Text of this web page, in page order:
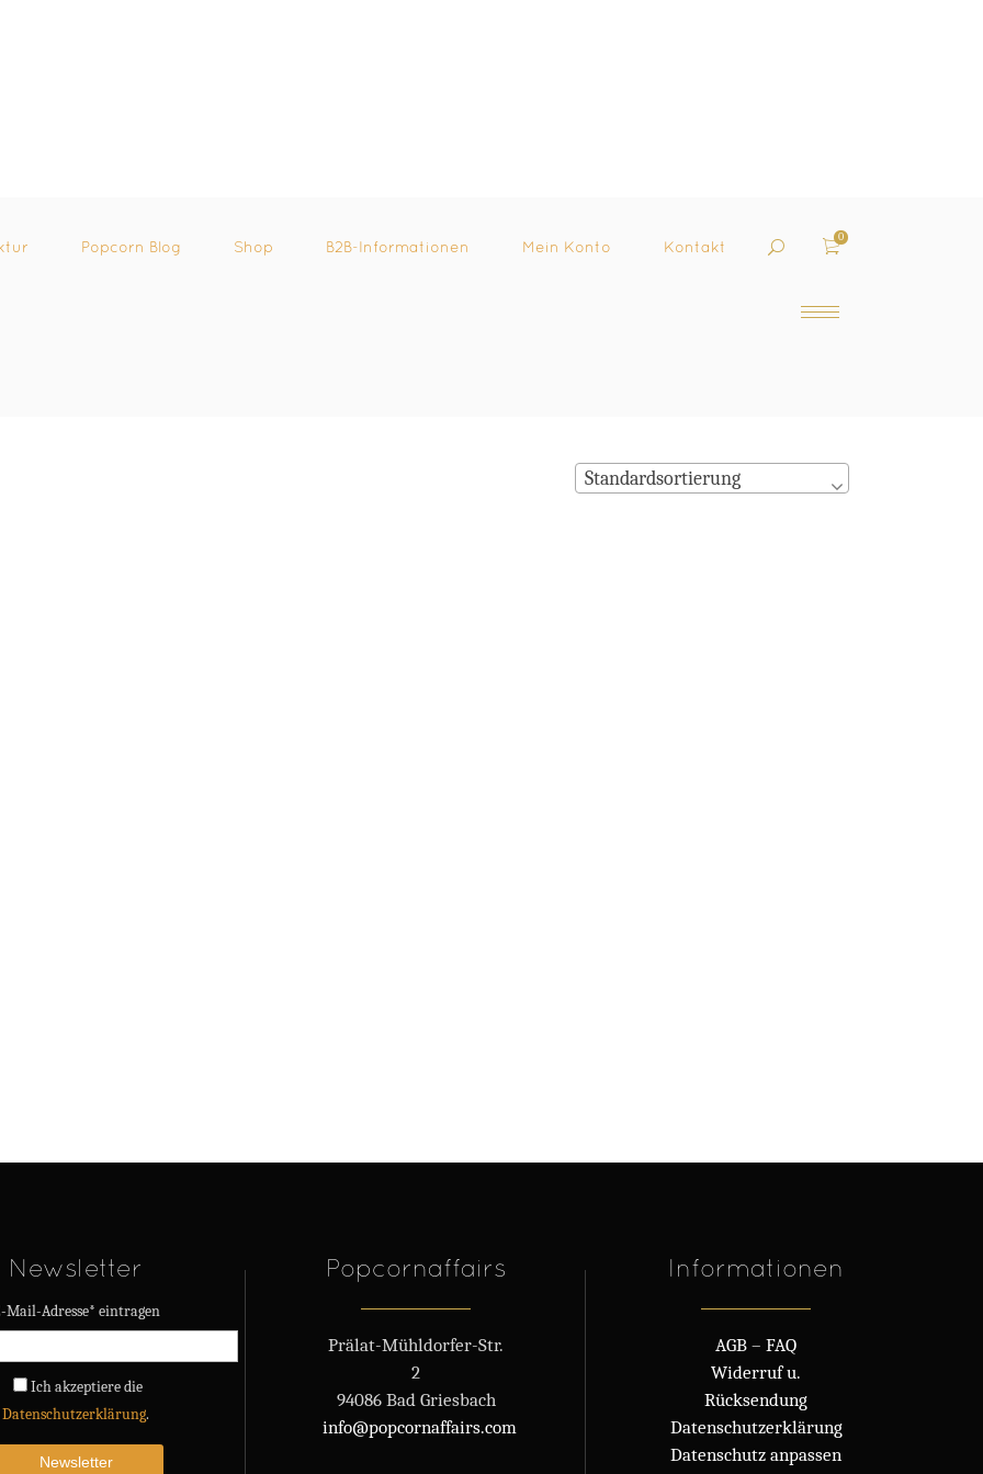
Popcorn Blog Shop B2B-Informationen Mein Konto Kontakt
0
Standardsortierung
Newsletter
Mail-Adresse* eintragen
Ich akzeptiere die
Datenschutzerklärung.
Popcornaffairs
Prälat-Mühldorfer-Str.
2
94086 Bad Griesbach
info@popcornaffairs.com
Informationen
AGB – FAQ
Widerruf u.
Rücksendung
Datenschutzerklärung
Datenschutz anpassen